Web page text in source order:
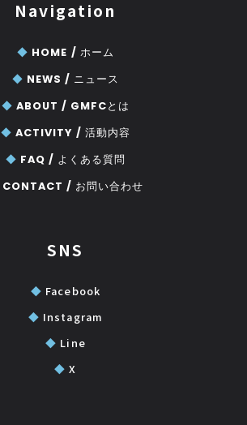
Navigation
◆ HOME / ホーム
◆ NEWS / ニュース
◆ ABOUT / GMFCとは
◆ ACTIVITY / 活動内容
◆ FAQ / よくある質問
CONTACT / お問い合わせ
SNS
◆ Facebook
◆ Instagram
◆ Line
◆ X